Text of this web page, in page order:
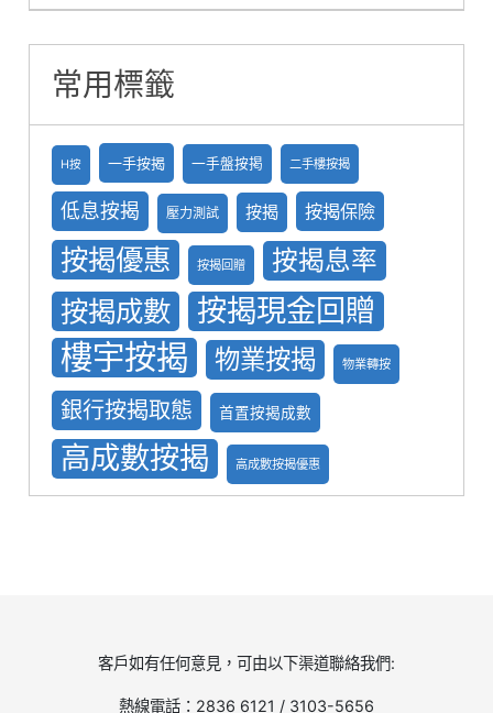
常用標籤
H按 一手按揭 一手盤按掲 二手樓按揭
低息按揭 壓力測試 按揭 按揭保險
按揭優惠 按揭回贈 按揭息率
按揭成數 按揭現金回贈
樓宇按揭 物業按揭 物業轉按
銀行按揭取態 首置按揭成數
高成數按揭 高成數按揭優惠
客戶如有任何意見，可由以下渠道聯絡我們:
熱線電話：2836 6121 / 3103-5656